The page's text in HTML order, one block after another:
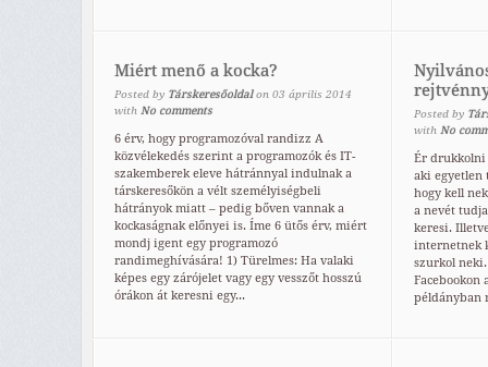
Miért menő a kocka?
Posted by Társkeresőoldal on 03 április 2014
with No comments
6 érv, hogy programozóval randizz A
közvélekedés szerint a programozók és IT-
szakemberek eleve hátránnyal indulnak a
társkeresőkön a vélt személyiségbeli
hátrányok miatt – pedig bőven vannak a
kockaságnak előnyei is. Íme 6 ütős érv, miért
mondj igent egy programozó
randimeghívására! 1) Türelmes: Ha valaki
képes egy zárójelet vagy egy vesszőt hosszú
órákon át keresni egy...
Posted by
with No
Ér drukkolni
aki egyetlen
hogy kell
a nevét
keresi.
internetnek
szurkol
Facebookon
példányban